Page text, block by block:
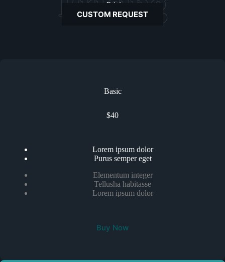
Pricing
CUSTOM REQUEST
Basic
$40
Lorem ipsum dolor
Purus semper eget
Elementum integer
Tellusha habitasse
Lorem ipsum dolor
Buy Now